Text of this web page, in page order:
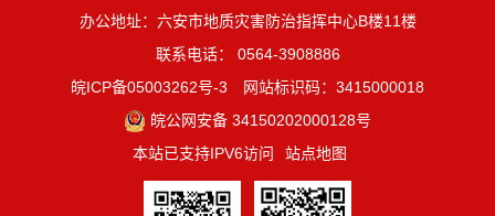
办公地址：六安市地质灾害防治指挥中心B楼11楼
联系电话： 0564-3908886
皖ICP备05003262号-3
网站标识码：3415000018
皖公网安备 34150202000128号
本站已支持IPV6访问
站点地图